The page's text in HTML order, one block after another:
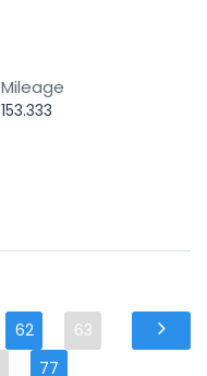
Mileage
153.333
62
63
77